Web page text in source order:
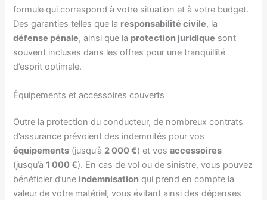
formule qui correspond à votre situation et à votre budget.
Des garanties telles que la responsabilité civile, la
défense pénale, ainsi que la protection juridique sont
souvent incluses dans les offres pour une tranquillité
d’esprit optimale.
Équipements et accessoires couverts
Outre la protection du conducteur, de nombreux contrats
d’assurance prévoient des indemnités pour vos
équipements (jusqu’à 2 000 €) et vosaccessoires
(jusqu’à1 000 €). En cas de vol ou de sinistre, vous pouvez
bénéficier d’une indemnisation qui prend en compte la
valeur de votre matériel, vous évitant ainsi des dépenses